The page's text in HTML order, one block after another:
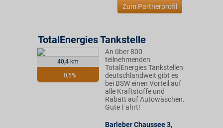
Zum Partnerprofil
40,4 km
0,5%
TotalEnergies Tankstelle
An über 800
teilnehmenden
TotalEnergies Tankstellen
deutschlandweit gibt es
bei BSW einen Vorteil auf
alle Kraftstoffe und
Rabatt auf Autowäschen.
Gute Fahrt!
Barleber Chaussee 3,